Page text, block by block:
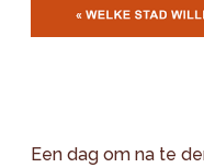
Een dag om na te